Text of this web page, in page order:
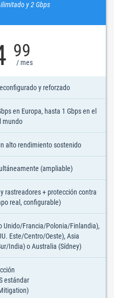
y 2 Gbps
99
/ mes
y reforzado
en Europa, hasta 1 Gbps en el
mundo
alto rendimiento sostenido
(ampliable)
rastreadores + protección contra
real, configurable)
Unido/Francia/Polonia/Finlandia),
Este/Centro/Oeste), Asia
India) o Australia (Sídney)
estándar